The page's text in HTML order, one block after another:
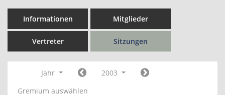
Informationen Mitglieder
Vertreter Sitzungen
Jahr
2003
Gremium auswählen